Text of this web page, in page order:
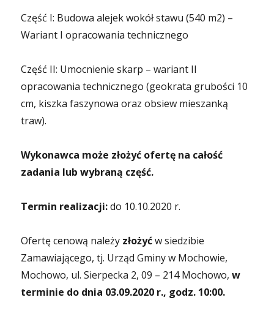
Część I: Budowa alejek wokół stawu (540 m2) –
Wariant I opracowania technicznego
Część II: Umocnienie skarp – wariant II
opracowania technicznego (geokrata grubości 10
cm, kiszka faszynowa oraz obsiew mieszanką
traw).
Wykonawca może złożyć ofertę na całość
zadania lub wybraną część.
Termin realizacji:do 10.10.2020 r.
Ofertę cenową należy złożyćw siedzibie
Zamawiającego, tj. Urząd Gminy w Mochowie,
Mochowo, ul. Sierpecka 2, 09 – 214 Mochowo,w
terminie do dnia 03.09.2020 r., godz. 10:00.